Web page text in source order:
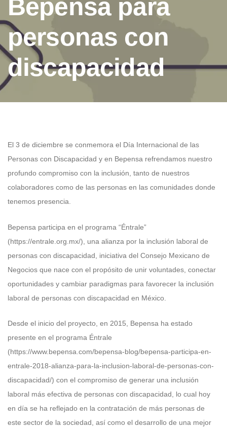
Bepensa para
personas con
discapacidad
El 3 de diciembre se conmemora el Día Internacional de las
Personas con Discapacidad y en Bepensa refrendamos nuestro
profundo compromiso con la inclusión, tanto de nuestros
colaboradores como de las personas en las comunidades donde
tenemos presencia.
Bepensa participa en el programa “Éntrale”
(https://entrale.org.mx/), una alianza por la inclusión laboral de
personas con discapacidad, iniciativa del Consejo Mexicano de
Negocios que nace con el propósito de unir voluntades, conectar
oportunidades y cambiar paradigmas para favorecer la inclusión
laboral de personas con discapacidad en México.
Desde el inicio del proyecto, en 2015, Bepensa ha estado
presente en el programa Éntrale
(https://www.bepensa.com/bepensa-blog/bepensa-participa-en-
entrale-2018-alianza-para-la-inclusion-laboral-de-personas-con-
discapacidad/) con el compromiso de generar una inclusión
laboral más efectiva de personas con discapacidad, lo cual hoy
en día se ha reflejado en la contratación de más personas de
este sector de la sociedad, así como el desarrollo de una mejor